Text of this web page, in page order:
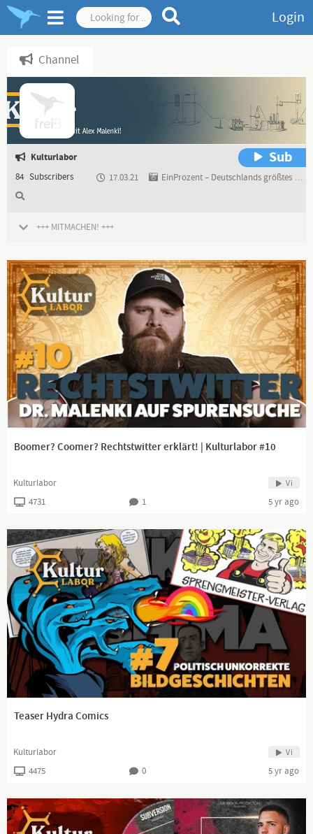
Login
Channel
Sub
Kulturlabor
84 Subscribers 17.03.21 EinProzent – Deutschlands größtes patriotisches Bürgernetzwerk
+++ MITMACHEN! +++
Ein Prozent e.V.
-Kulturlabor-
Kurt-Beyer-Straße 2
01237 Dresden
Wenn du unser Format unterstützen möchtest, kannst du dafür die
Spendenmöglichkeiten der Bürgerinitiative „Ein Prozent“ nutzen.
Verwendungszweck „Kulturlabor“.
Vielen Dank!
Link:https://mein.einprozent.de/spenden​
Folgt uns bei:
Twitter:https://twitter.com/Kulturlabor1​
Instagram: https://www.instagram.com/kulturlab/​
auf YouTube:
Boomer? Coomer? Rechtstwitter erklärt! | Kulturlabor #10
Kulturlabor Vi
4731 1 5 yr ago
Teaser Hydra Comics
Kulturlabor Vi
4475 0 5 yr ago